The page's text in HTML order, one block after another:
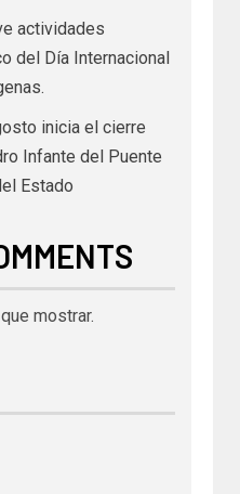
actividades
del Día Internacional
inicia el cierre
Infante del Puente
Estado
mostrar.